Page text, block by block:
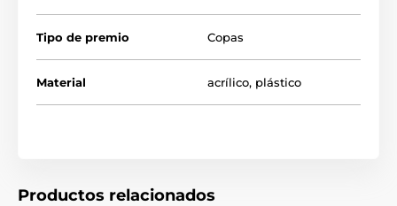
Tipo de premio Copas
Material acrílico, plástico
Productos relacionados